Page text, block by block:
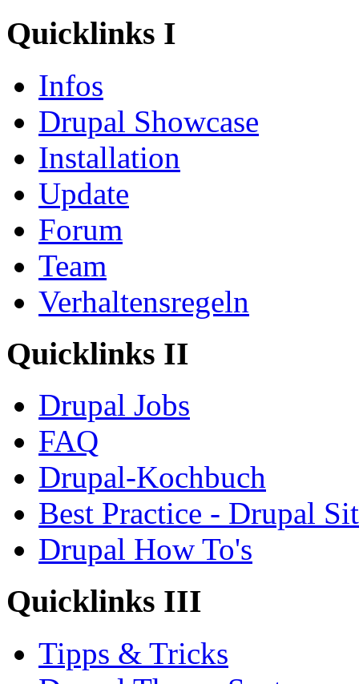
Quicklinks I
Infos
Drupal Showcase
Installation
Update
Forum
Team
Verhaltensregeln
Quicklinks II
Drupal Jobs
FAQ
Drupal-Kochbuch
Best Practice - Drupal
Drupal How To's
Quicklinks III
Tipps & Tricks